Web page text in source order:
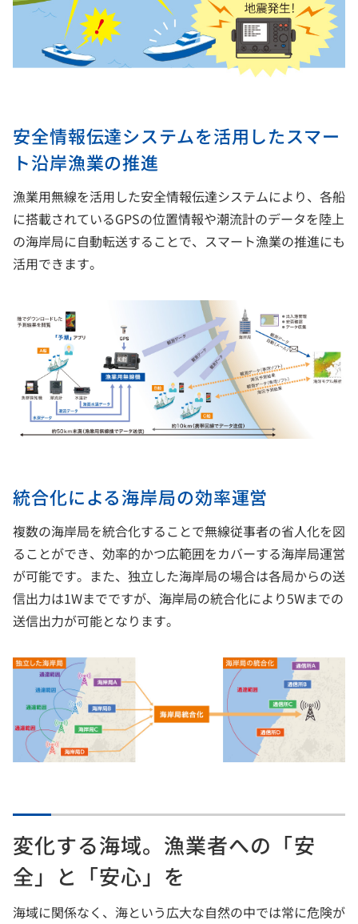
安全情報伝達システムを活用したスマー
ト沿岸漁業の推進
漁業用無線を活用した安全情報伝達システムにより、各船
に搭載されているGPSの位置情報や潮流計のデータを陸上
の海岸局に自動転送することで、スマート漁業の推進にも
活用できます。
統合化による海岸局の効率運営
複数の海岸局を統合化することで無線従事者の省人化を図
ることができ、効率的かつ広範囲をカバーする海岸局運営
が可能です。また、独立した海岸局の場合は各局からの送
信出力は1Wまでですが、海岸局の統合化により5Wまでの
送信出力が可能となります。
変化する海域。漁業者への「安
全」と「安心」を
海域に関係なく、海という広大な自然の中では常に危険が